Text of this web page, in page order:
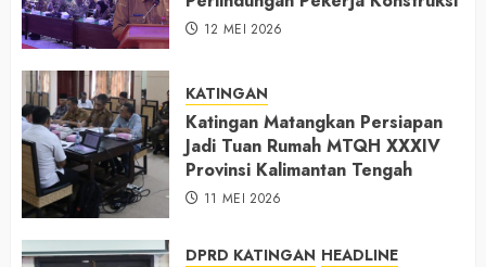
12 MEI 2026
KATINGAN
Katingan Matangkan Persiapan
Jadi Tuan Rumah MTQH XXXIV
Provinsi Kalimantan Tengah
11 MEI 2026
DPRD KATINGAN HEADLINE